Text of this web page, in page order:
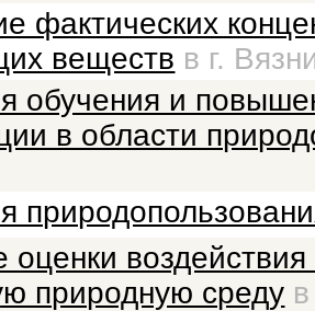
фактических
веществ в г.
обучения и
в области
оценки воздействия
природную среду